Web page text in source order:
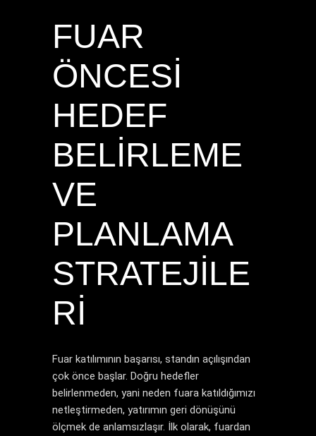
FUAR
ÖNCESI
HEDEF
BELIRLEME
VE
PLANLAMA
STRATEJILE
RI
Fuar katılımının başarısı, standın açılışından
çok önce başlar. Doğru hedefler
belirlenmeden, yani neden fuara katıldığımızı
netleştirmeden, yatırımın geri dönüşünü
ölçmek de anlamsızlaşır. İlk olarak, fuardan